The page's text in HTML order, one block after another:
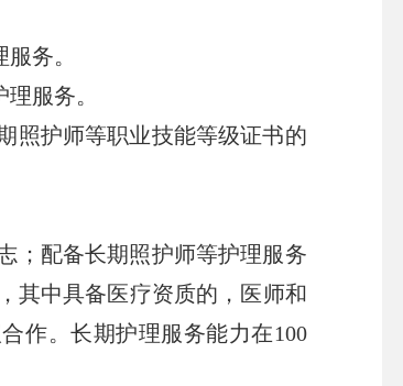
务。
服务。
护师等职业技能等级证书的
配备长期照护师等护理服务
其中具备医疗资质的，医师和
作。长期护理服务能力在100